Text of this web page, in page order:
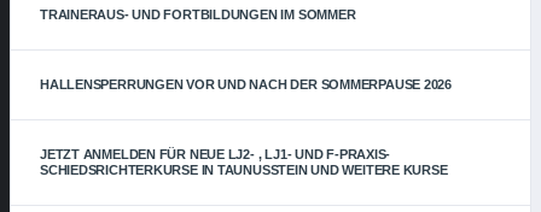
TRAINERAUS- UND FORTBILDUNGEN IM SOMMER
HALLENSPERRUNGEN VOR UND NACH DER SOMMERPAUSE 2026
JETZT ANMELDEN FÜR NEUE LJ2- , LJ1- UND F-PRAXIS-
SCHIEDSRICHTERKURSE IN TAUNUSSTEIN UND WEITERE KURSE